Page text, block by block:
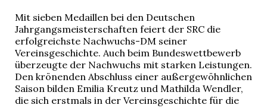
Mit sieben Medaillen bei den Deutschen
Jahrgangsmeisterschaften feiert der SRC die
erfolgreichste Nachwuchs-DM seiner
Vereinsgeschichte. Auch beim Bundeswettbewerb
überzeugte der Nachwuchs mit starken Leistungen.
Den krönenden Abschluss einer außergewöhnlichen
Saison bilden Emilia Kreutz und Mathilda Wendler,
die sich erstmals in der Vereinsgeschichte für die